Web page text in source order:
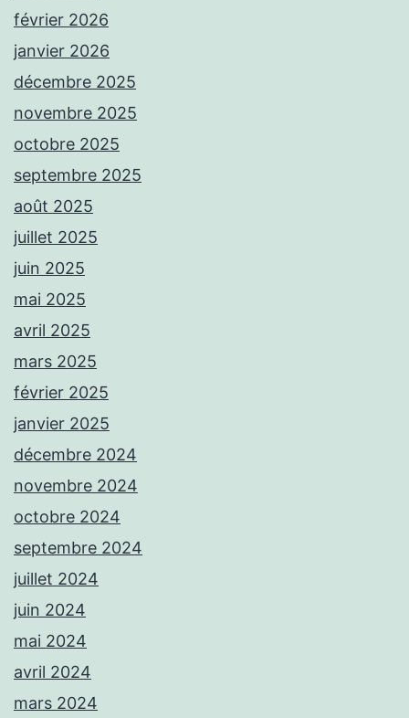
février 2026
janvier 2026
décembre 2025
novembre 2025
octobre 2025
septembre 2025
août 2025
juillet 2025
juin 2025
mai 2025
avril 2025
mars 2025
février 2025
janvier 2025
décembre 2024
novembre 2024
octobre 2024
septembre 2024
juillet 2024
juin 2024
mai 2024
avril 2024
mars 2024